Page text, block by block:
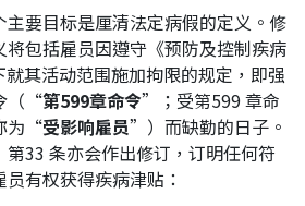
我们的团队
社区投入
届毕业生招聘
要目标是厘清法定病假的定义。修
包括雇员因遵守《预防及控制疾病
其活动范围施加拘限的规定，即强
（“第599章命令”；受第599 章命
为“受影响雇员”）而缺勤的日子。
33 条亦会作出修订，订明任何符
有权获得疾病津贴：